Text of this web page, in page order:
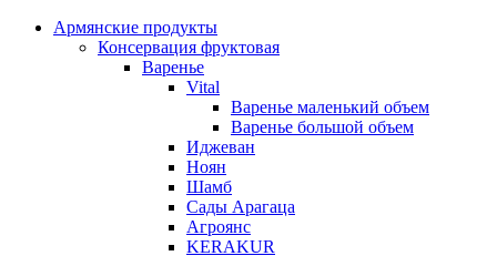
Армянские продукты
Консервация фруктовая
Варенье
Vital
Варенье маленький объем
Варенье большой объем
Иджеван
Ноян
Шамб
Сады Арагаца
Агроянс
KERAKUR